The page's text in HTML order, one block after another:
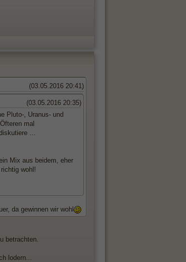
(03.05.2016 20:41)
(03.05.2016 20:35)
Pluto-, Uranus- und
mal
...
Mix aus beidem, eher
wohl!
da gewinnen wir wohl
betrachten.
lodern...